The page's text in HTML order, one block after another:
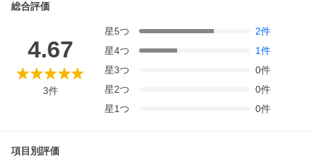
総合評価
4.67
3件
星5つ 2件
星4つ 1件
星3つ 0件
星2つ 0件
星1つ 0件
項目別評価